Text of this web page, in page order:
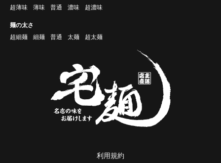
超薄味
薄味 普通 濃味 超濃味
麺の太さ
超細麺
細麺 普通 太麺 超太麺
利用規約